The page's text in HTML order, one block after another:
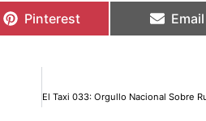
Pinterest Email